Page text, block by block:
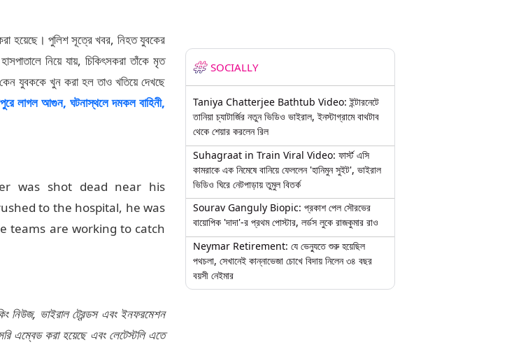
হয়েছে। পুলিশ সূত্রে খবর, নিহত যুবকের
নিয়ে যায়, চিকিৎসকরা তাঁকে মৃত
যুবককে খুন করা হল তাও খতিয়ে দেখছে
লাগল আগুন, ঘটনাস্থলে দমকল বাহিনী,
was shot dead near his
to the hospital, he was
teams are working to catch
নিউজ, ভাইরাল ট্রেন্ডস এবং ইনফরমেশন
এম্বেড করা হয়েছে এবং লেটেস্টলি এতে
SOCIALLY
Taniya Chatterjee Bathtub Video: ইন্টারনেটে
তানিয়া চ্যাটার্জির নতুন ভিডিও ভাইরাল, ইনস্টাগ্রামে বাথটাব
থেকে শেয়ার করলেন রিল
Suhagraat in Train Viral Video: ফার্স্ট এসি
কামরাকে এক নিমেষে বানিয়ে ফেললেন 'হানিমুন সুইট', ভাইরাল
ভিডিও ঘিরে নেটপাড়ায় তুমুল বিতর্ক
Sourav Ganguly Biopic: প্রকাশ পেল সৌরভের
বায়োপিক 'দাদা'-র প্রথম পোস্টার, লর্ডস লুকে রাজকুমার রাও
Neymar Retirement: যে ভেন্যুতে শুরু হয়েছিল
পথচলা, সেখানেই কান্নাভেজা চোখে বিদায় নিলেন ৩৪ বছর
বয়সী নেইমার